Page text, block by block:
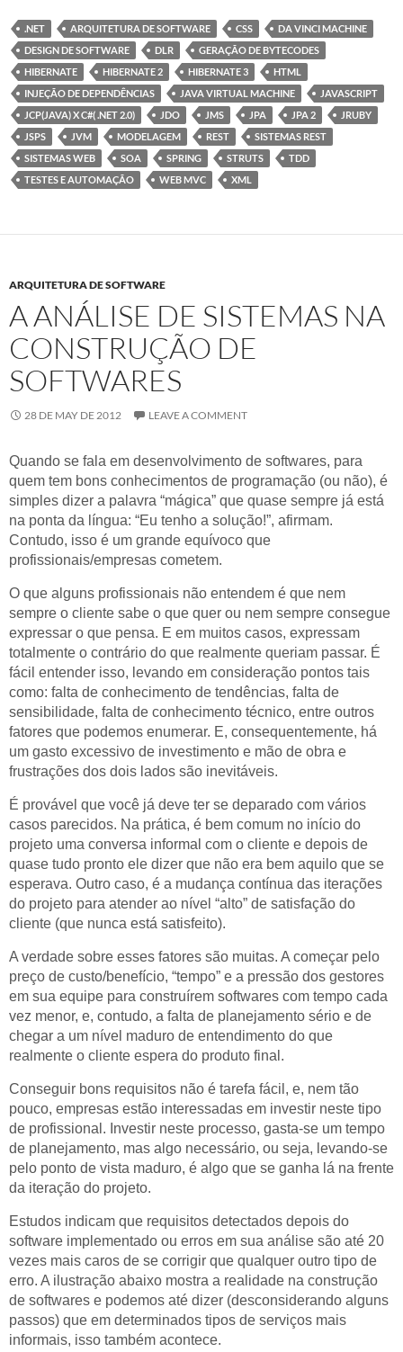
.NET ARQUITETURA DE SOFTWARE CSS
DA VINCI MACHINE
DESIGN DE SOFTWARE
DLR
GERAÇÃO DE BYTECODES
HIBERNATE
HIBERNATE 2 HIBERNATE 3
HTML
INJEÇÃO DE DEPENDÊNCIAS
JAVA VIRTUAL MACHINE
JAVASCRIPT
JCP(JAVA) X C#( .NET 2.0)
JDO JMS JPA JPA 2
JRUBY
JSPS
JVM MODELAGEM REST
SISTEMAS REST
SISTEMAS WEB
SOA SPRING STRUTS
TDD
TESTES E AUTOMAÇÃO
WEB MVC XML
ARQUITETURA DE SOFTWARE
A ANÁLISE DE SISTEMAS NA
CONSTRUÇÃO DE
SOFTWARES
28 DE MAY DE 2012 LEAVE A COMMENT
Quando se fala em desenvolvimento de softwares, para
quem tem bons conhecimentos de programação (ou não), é
simples dizer a palavra “mágica” que quase sempre já está
na ponta da língua: “Eu tenho a solução!”, afirmam.
Contudo, isso é um grande equívoco que
profissionais/empresas cometem.
O que alguns profissionais não entendem é que nem
sempre o cliente sabe o que quer ou nem sempre consegue
expressar o que pensa. E em muitos casos, expressam
totalmente o contrário do que realmente queriam passar. É
fácil entender isso, levando em consideração pontos tais
como: falta de conhecimento de tendências, falta de
sensibilidade, falta de conhecimento técnico, entre outros
fatores que podemos enumerar. E, consequentemente, há
um gasto excessivo de investimento e mão de obra e
frustrações dos dois lados são inevitáveis.
É provável que você já deve ter se deparado com vários
casos parecidos. Na prática, é bem comum no início do
projeto uma conversa informal com o cliente e depois de
quase tudo pronto ele dizer que não era bem aquilo que se
esperava. Outro caso, é a mudança contínua das iterações
do projeto para atender ao nível “alto” de satisfação do
cliente (que nunca está satisfeito).
A verdade sobre esses fatores são muitas. A começar pelo
preço de custo/benefício, “tempo” e a pressão dos gestores
em sua equipe para construírem softwares com tempo cada
vez menor, e, contudo, a falta de planejamento sério e de
chegar a um nível maduro de entendimento do que
realmente o cliente espera do produto final.
Conseguir bons requisitos não é tarefa fácil, e, nem tão
pouco, empresas estão interessadas em investir neste tipo
de profissional. Investir neste processo, gasta-se um tempo
de planejamento, mas algo necessário, ou seja, levando-se
pelo ponto de vista maduro, é algo que se ganha lá na frente
da iteração do projeto.
Estudos indicam que requisitos detectados depois do
software implementado ou erros em sua análise são até 20
vezes mais caros de se corrigir que qualquer outro tipo de
erro. A ilustração abaixo mostra a realidade na construção
de softwares e podemos até dizer (desconsiderando alguns
passos) que em determinados tipos de serviços mais
informais, isso também acontece.